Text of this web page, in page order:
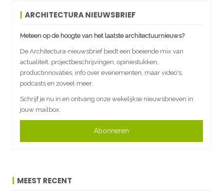
ARCHITECTURA NIEUWSBRIEF
Meteen op de hoogte van het laatste architectuurnieuws?
De Architectura-nieuwsbrief biedt een boeiende mix van
actualiteit, projectbeschrijvingen, opiniestukken,
productinnovaties, info over evenementen, maar video's,
podcasts en zoveel meer.
Schrijf je nu in en ontvang onze wekelijkse nieuwsbrieven in
jouw mailbox.
Abonneren
MEEST RECENT